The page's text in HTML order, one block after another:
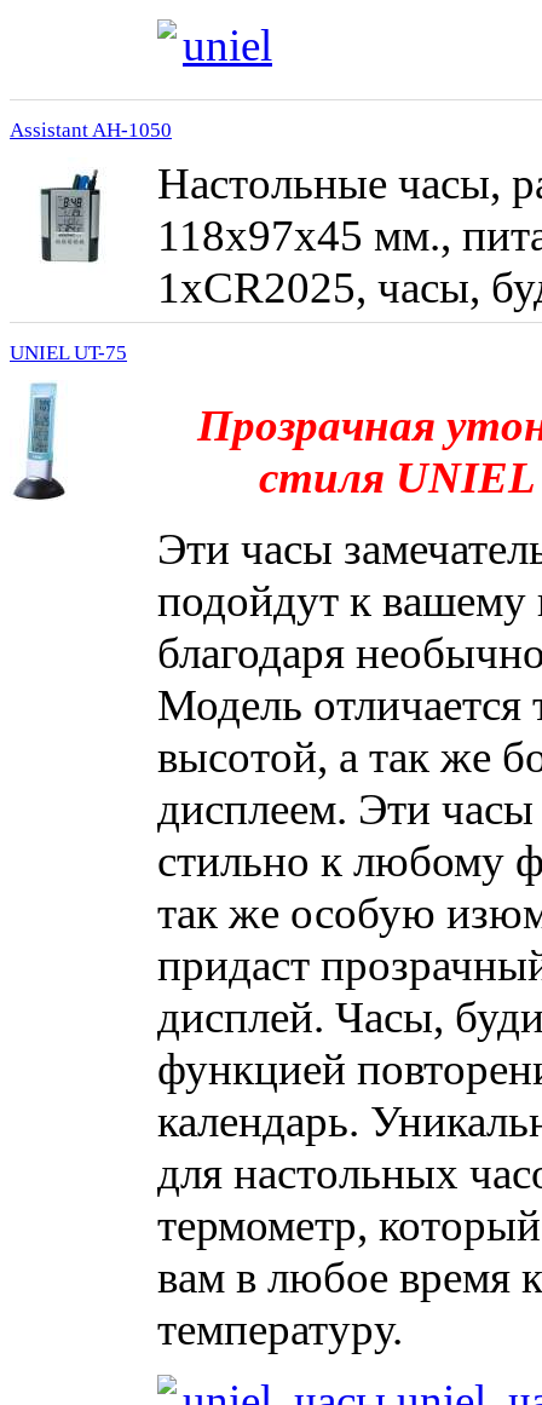
uniel
Assistant AH-1050
Настольные часы,
118х97х45 мм.,
1хCR2025, часы,
UNIEL UT-75
Прозрачная
стиля UNIEL
Эти часы
подойдут к вашему
благодаря
Модель отличается
высотой, а так же
дисплеем. Эти
стильно к любому
так же особую
придаст
дисплей. Часы,
функцией
календарь.
для настольных
термометр,
вам в любое время
температуру.